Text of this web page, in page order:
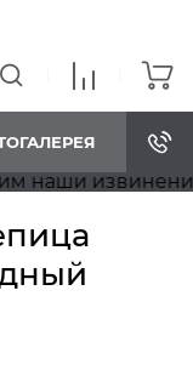
извинения,